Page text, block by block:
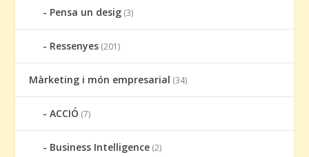
Pensa un desig (3)
Ressenyes (201)
Màrketing i món empresarial (34)
ACCIÓ (7)
Business Intelligence (2)